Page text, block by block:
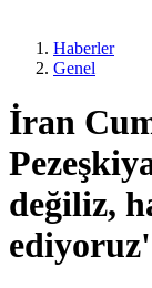
Haberler
Genel
İran
değiliz,
ediyoruz'